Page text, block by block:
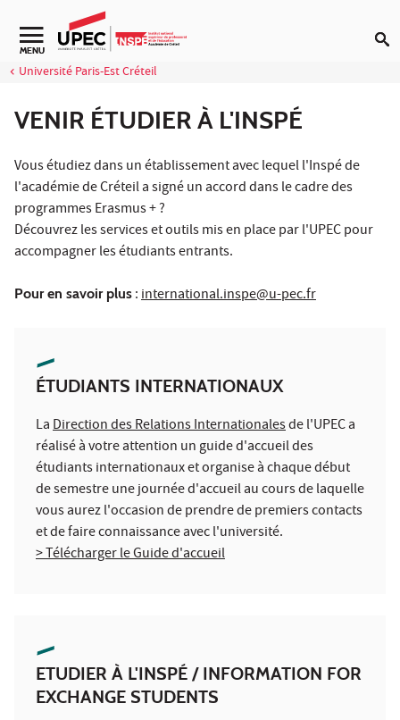
Aller au contenu
Navigation secondaire
MENU
Université Paris-Est Créteil
VENIR ÉTUDIER À L'INSPÉ
Vous étudiez dans un établissement avec lequel l'Inspé de
l'académie de Créteil a signé un accord dans le cadre des
programmes Erasmus + ?
Découvrez les services et outils mis en place par l'UPEC pour
accompagner les étudiants entrants.
Pour en savoir plus :international.inspe@u-pec.fr
ÉTUDIANTS INTERNATIONAUX
LaDirection des Relations Internationalesde l'UPEC a
réalisé à votre attention un guide d'accueil des
étudiants internationaux et organise à chaque début
de semestre une journée d'accueil au cours de laquelle
vous aurez l'occasion de prendre de premiers contacts
et de faire connaissance avec l'université.
> Télécharger le Guide d'accueil
ETUDIER À L'INSPÉ / INFORMATION FOR
EXCHANGE STUDENTS